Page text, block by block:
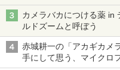
カメラバカにつける薬 in
ルドズームと呼ぼう
赤城耕一の「アカギカメ
手にして思う、マイクロ